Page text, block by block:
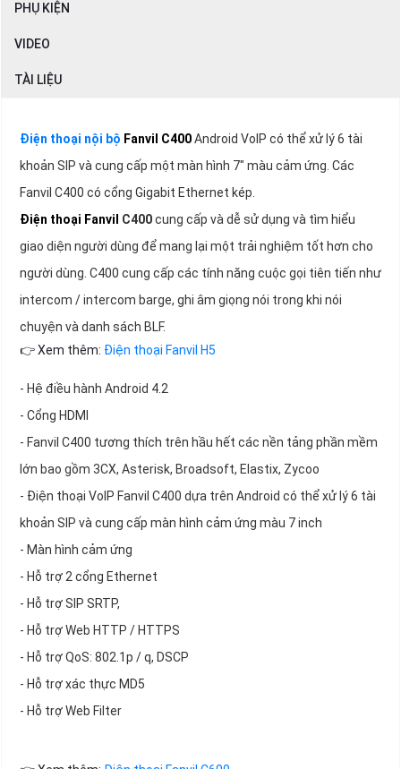
PHỤ KIỆN
VIDEO
TÀI LIỆU
Điện thoại nội bộ Fanvil C400Android VoIP có thể xử lý 6 tài
khoản SIP và cung cấp một màn hình 7" màu cảm ứng. Các
Fanvil C400 có cổng Gigabit Ethernet kép.
Điện thoại Fanvil C400cung cấp và dễ sử dụng và tìm hiểu
giao diện người dùng để mang lại một trải nghiệm tốt hơn cho
người dùng. C400 cung cấp các tính năng cuộc gọi tiên tiến như
intercom / intercom barge, ghi âm giọng nói trong khi nói
chuyện và danh sách BLF.
👉 Xem thêm: Điện thoại Fanvil H5
- Hệ điều hành Android 4.2
- Cổng HDMI
- Fanvil C400 tương thích trên hầu hết các nền tảng phần mềm
lớn bao gồm 3CX, Asterisk, Broadsoft, Elastix, Zycoo
- Điện thoại VoIP Fanvil C400 dựa trên Android có thể xử lý 6 tài
khoản SIP và cung cấp màn hình cảm ứng màu 7 inch
- Màn hình cảm ứng
- Hỗ trợ 2 cổng Ethernet
- Hỗ trợ SIP SRTP,
- Hỗ trợ Web HTTP / HTTPS
- Hỗ trợ QoS: 802.1p / q, DSCP
- Hỗ trợ xác thực MD5
- Hỗ trợ Web Filter